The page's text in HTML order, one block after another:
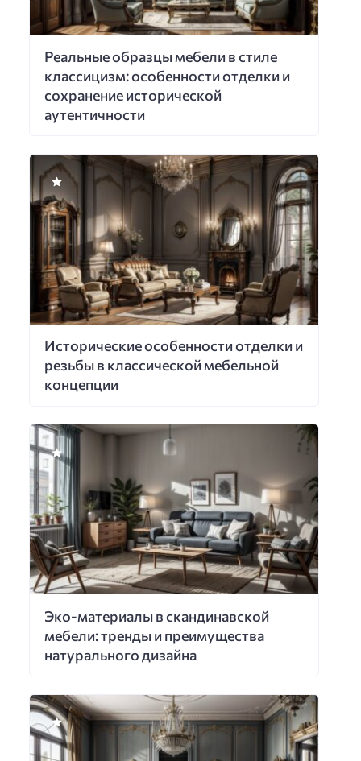
Реальные образцы мебели в стиле
классицизм: особенности отделки и
сохранение исторической
аутентичности
Исторические особенности отделки и
резьбы в классической мебельной
концепции
Эко-материалы в скандинавской
мебели: тренды и преимущества
натурального дизайна